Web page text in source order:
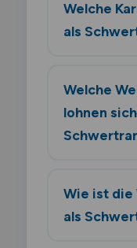
Welche
als
Welche
lohnen
Wie ist die
als